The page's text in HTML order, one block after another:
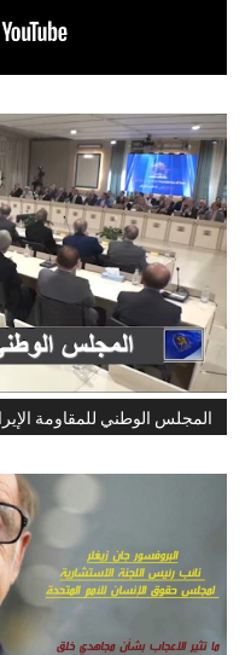
المجلس الوطني للمقاومة